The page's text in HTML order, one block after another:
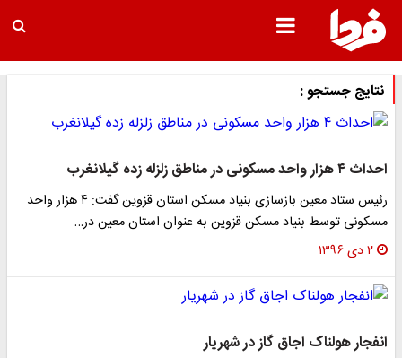
نتایج جستجو :
احداث ۴ هزار واحد مسکونی در مناطق زلزله زده گیلانغرب
رئیس ستاد معین بازسازی بنیاد مسکن استان قزوین گفت: ۴ هزار واحد
مسکونی توسط بنیاد مسکن قزوین به عنوان استان معین در…
۲ دی ۱۳۹۶
انفجار هولناک اجاق گاز در شهریار